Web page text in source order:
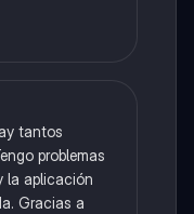
tantos
problemas
la aplicación
Gracias a